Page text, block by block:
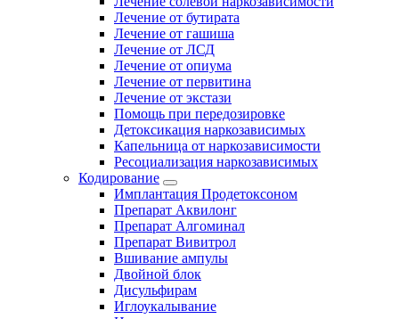
Лечение от бутирата
Лечение от гашиша
Лечение от ЛСД
Лечение от опиума
Лечение от первитина
Лечение от экстази
Помощь при передозировке
Детоксикация наркозависимых
Капельница от наркозависимости
Ресоциализация наркозависимых
Кодирование
Имплантация Продетоксоном
Препарат Аквилонг
Препарат Алгоминал
Препарат Вивитрол
Вшивание ампулы
Двойной блок
Дисульфирам
Иглоукалывание